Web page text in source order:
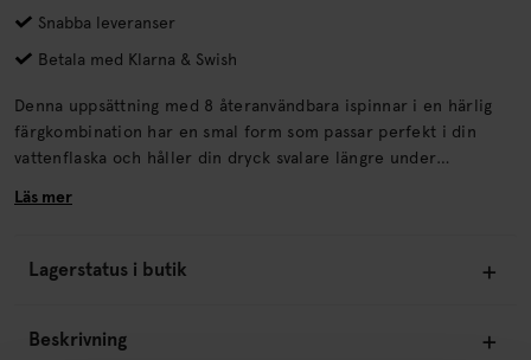
Snabba leveranser
Betala med Klarna & Swish
Denna uppsättning med 8 återanvändbara ispinnar i en härlig
färgkombination har en smal form som passar perfekt i din
vattenflaska och håller din dryck svalare längre under
Läs mer
Lagerstatus i butik
Beskrivning